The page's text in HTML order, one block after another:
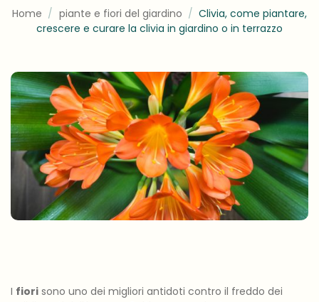
Home / piante e fiori del giardino / Clivia, come piantare,
crescere e curare la clivia in giardino o in terrazzo
I fiori sono uno dei migliori antidoti contro il freddo dei